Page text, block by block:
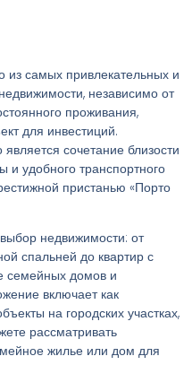
самых привлекательных и
независимо от
проживания,
для инвестиций.
сочетание близости
и удобного транспортного
пристанью «Порто
недвижимости: от
спальней до квартир с
семейных домов и
включает как
на городских участках,
рассматривать
жилье или дом для